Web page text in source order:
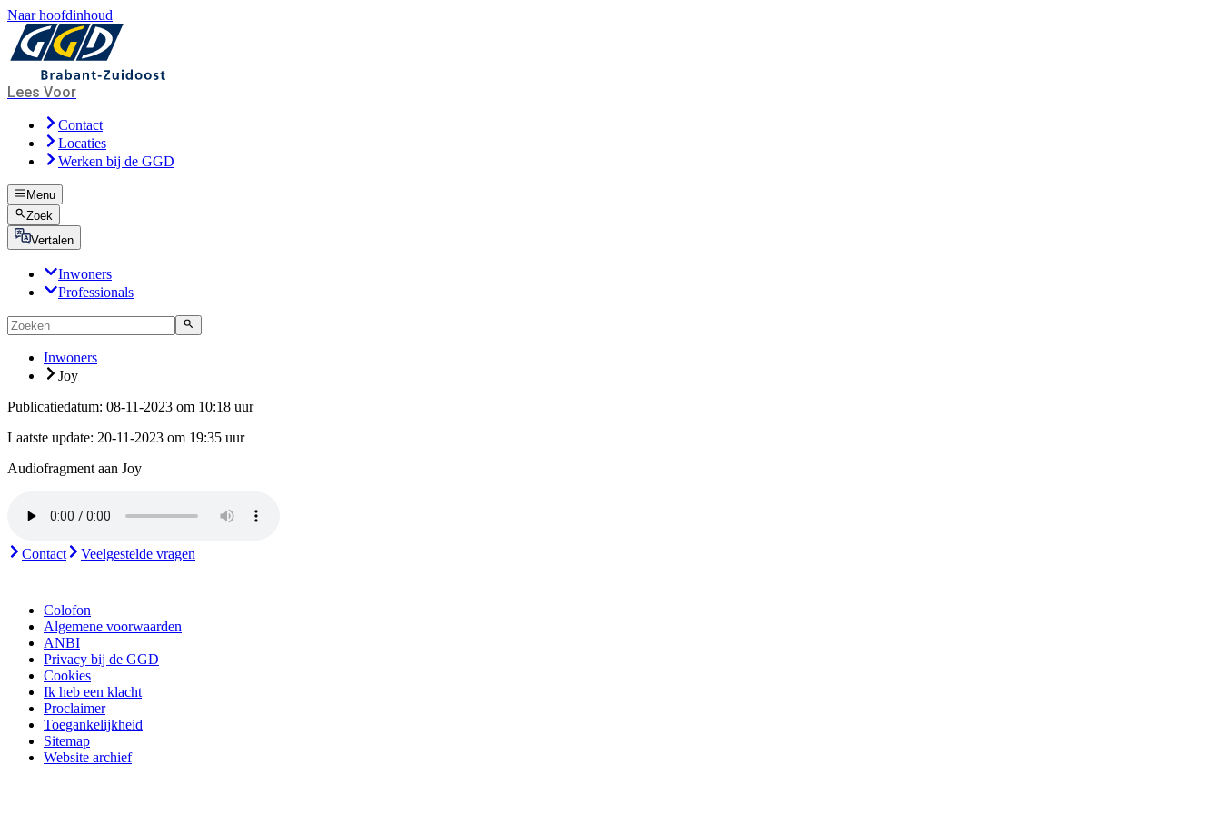
Naar hoofdinhoud
Lees Voor
Contact
Locaties
Werken bij de GGD
Menu
Zoek
Vertalen
Inwoners
Professionals
Inwoners
Joy
Publicatiedatum: 08-11-2023 om 10:18 uur
Laatste update: 20-11-2023 om 19:35 uur
Audiofragment aan Joy
Contact Veelgestelde vragen
Colofon
Algemene voorwaarden
ANBI
Privacy bij de GGD
Cookies
Ik heb een klacht
Proclaimer
Toegankelijkheid
Sitemap
Website archief